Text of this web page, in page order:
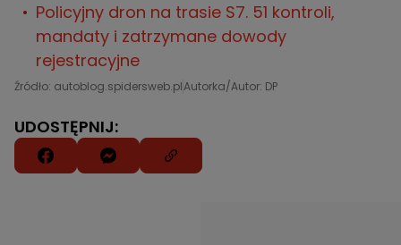
Policyjny dron na trasie S7. 51 kontroli,
mandaty i zatrzymane dowody
rejestracyjne
Źródło: autoblog.spidersweb.plAutorka/Autor: DP
UDOSTĘPNIJ: